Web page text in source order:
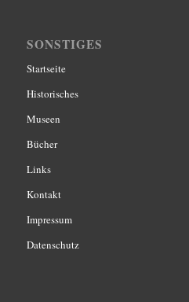
SONSTIGES
Startseite
Historisches
Museen
Bücher
Links
Kontakt
Impressum
Datenschutz